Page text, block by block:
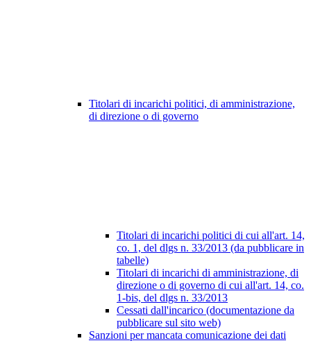
Titolari di incarichi politici, di amministrazione,
di direzione o di governo
Titolari di incarichi politici di cui all'art. 14,
co. 1, del dlgs n. 33/2013 (da pubblicare in
tabelle)
Titolari di incarichi di amministrazione, di
direzione o di governo di cui all'art. 14, co.
1-bis, del dlgs n. 33/2013
Cessati dall'incarico (documentazione da
pubblicare sul sito web)
Sanzioni per mancata comunicazione dei dati